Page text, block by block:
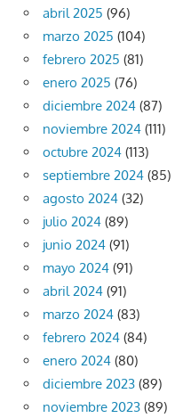
abril 2025 (96)
marzo 2025 (104)
febrero 2025 (81)
enero 2025 (76)
diciembre 2024 (87)
noviembre 2024 (111)
octubre 2024 (113)
septiembre 2024 (85)
agosto 2024 (32)
julio 2024 (89)
junio 2024 (91)
mayo 2024 (91)
abril 2024 (91)
marzo 2024 (83)
febrero 2024 (84)
enero 2024 (80)
diciembre 2023 (89)
noviembre 2023 (89)